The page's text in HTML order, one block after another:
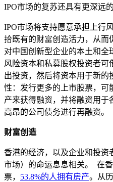
IPO市场的复苏还具有更深远的
IPO市场将支持愿意承担上行
拾既有的财富创造活力，从而
对中国创新型企业的本土和全
风险资本和私募股权投资者可
出投资，然后将资本用于新的
性：发行更多的上市股票，可
产来获得融资，并将融资用于
高昂的公司债务进行再融资。
财富创造
香港的经济，以及企业和投资
市场）的命运息息相关。 在香
票， 53.8%的人拥有房产。从